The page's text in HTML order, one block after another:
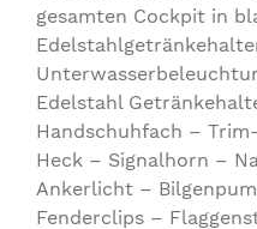
gesamten Cockpit in
Edelstahl
Handschuhfach –
Heck – Signalhorn –
Ankerlicht –
Fenderclips –